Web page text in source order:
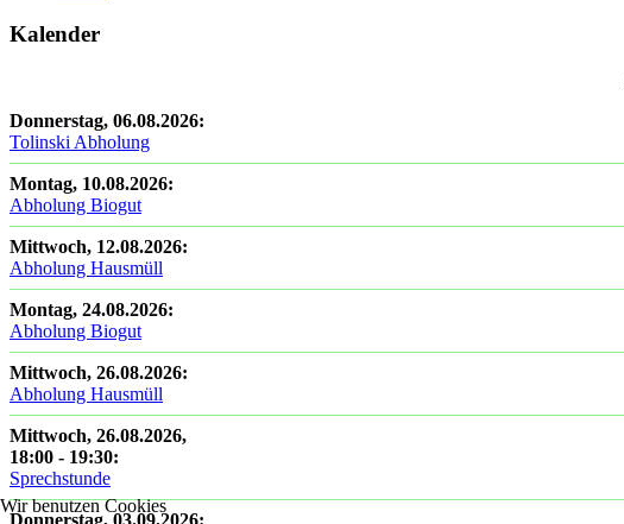
Kalender
Donnerstag, 06.08.2026:
Tolinski Abholung
Montag, 10.08.2026:
Abholung Biogut
Mittwoch, 12.08.2026:
Abholung Hausmüll
Montag, 24.08.2026:
Abholung Biogut
Mittwoch, 26.08.2026:
Abholung Hausmüll
Mittwoch, 26.08.2026,
18:00 - 19:30:
Sprechstunde
Donnerstag, 03.09.2026:
Wir benutzen Cookies